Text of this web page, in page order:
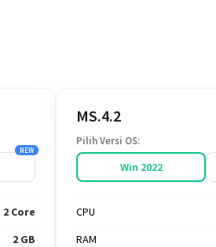
NEW
2 Core
2 GB
MS.4.2
Pilih Versi OS:
Win 2022
CPU
RAM